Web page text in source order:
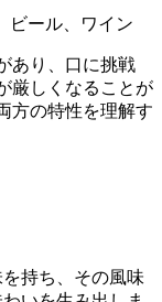
ビール、ワイン
あり、口に挑戦
厳しくなることが
方の特性を理解す
持ち、その風味